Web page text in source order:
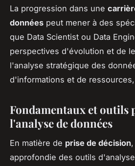
La progression dans une
données peut mener à des
que Data Scientist ou Data
perspectives d'évolution et de
l'analyse stratégique des
d'informations et de
Fondamentaux et outils
l'analyse de données
En matière de prise de décision
approfondie des outils